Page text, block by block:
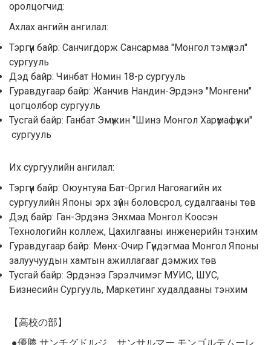
оролцогчид:
Ахлах ангийн ангилал:
Тэргүүн байр: Санчигдорж Сансармаа "Монгол тэмүүлэл"
сургууль
Дэд байр: Чинбат Номин 18-р сургууль
Гуравдугаар байр: Жанчив Нандин-Эрдэнэ "Монгени"
цогцолбор сургууль
Тусгай байр: Ганбат Эмүжин "Шинэ Монгол Харүмафүжи"
сургууль
Их сургуулийн ангилал:
Тэргүүн байр: Оюунтуяа Бат-Оргил Нагояагийн их
сургуулийн Японы эрх зүйн боловсрол, судалгааны төв
Дэд байр: Ган-Эрдэнэ Энхмаа Монгол Коосэн
Технологийн коллеж, Цахилгааны инженерийн тэнхим
Гуравдугаар байр: Мөнх-Очир Гүндэгмаа Монгол Японы
залуучуудын хамтын ажиллагааг дэмжих төв
Тусгай байр: Эрдэнээ Гэрэлчимэг МУИС, ШУС,
Бизнесийн Сургууль, Маркетинг худалдааны тэнхим
【高校の部】